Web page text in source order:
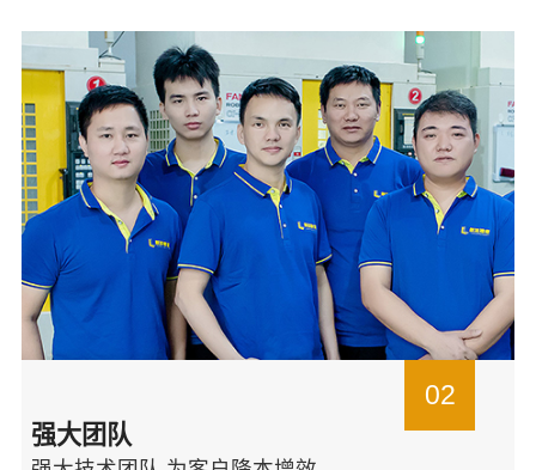
02
强大团队